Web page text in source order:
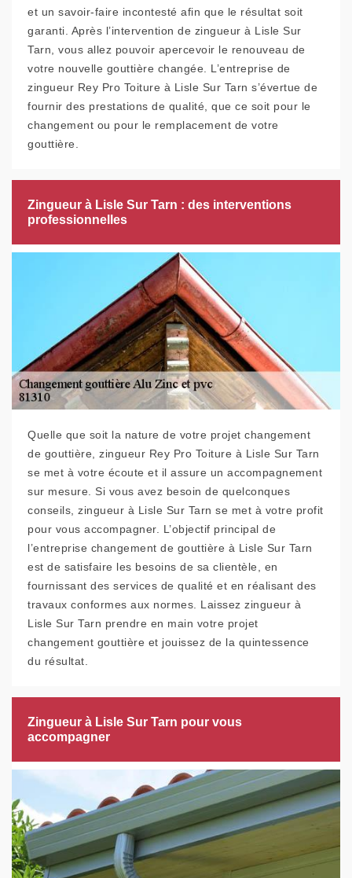
et un savoir-faire incontesté afin que le résultat soit
garanti. Après l’intervention de zingueur à Lisle Sur
Tarn, vous allez pouvoir apercevoir le renouveau de
votre nouvelle gouttière changée. L’entreprise de
zingueur Rey Pro Toiture à Lisle Sur Tarn s’évertue de
fournir des prestations de qualité, que ce soit pour le
changement ou pour le remplacement de votre
gouttière.
Zingueur à Lisle Sur Tarn : des interventions
professionnelles
Quelle que soit la nature de votre projet changement
de gouttière, zingueur Rey Pro Toiture à Lisle Sur Tarn
se met à votre écoute et il assure un accompagnement
sur mesure. Si vous avez besoin de quelconques
conseils, zingueur à Lisle Sur Tarn se met à votre profit
pour vous accompagner. L’objectif principal de
l’entreprise changement de gouttière à Lisle Sur Tarn
est de satisfaire les besoins de sa clientèle, en
fournissant des services de qualité et en réalisant des
travaux conformes aux normes. Laissez zingueur à
Lisle Sur Tarn prendre en main votre projet
changement gouttière et jouissez de la quintessence
du résultat.
Zingueur à Lisle Sur Tarn pour vous
accompagner